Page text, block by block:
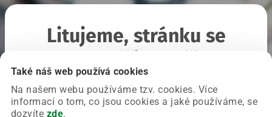
Také náš web používá cookies
Na našem webu používáme tzv. cookies. Více
informací o tom, co jsou cookies a jaké používáme, se
dozvíte zde.
Litujeme, stránku se
Chyba nastala na naší straně a už ji opravujeme.
Zkuste prosím znovu načíst požadovanou stránku.